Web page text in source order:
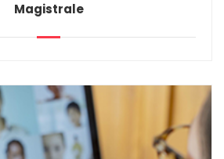
Magistrale